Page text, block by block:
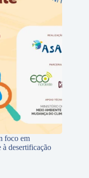
foco em
à desertificação